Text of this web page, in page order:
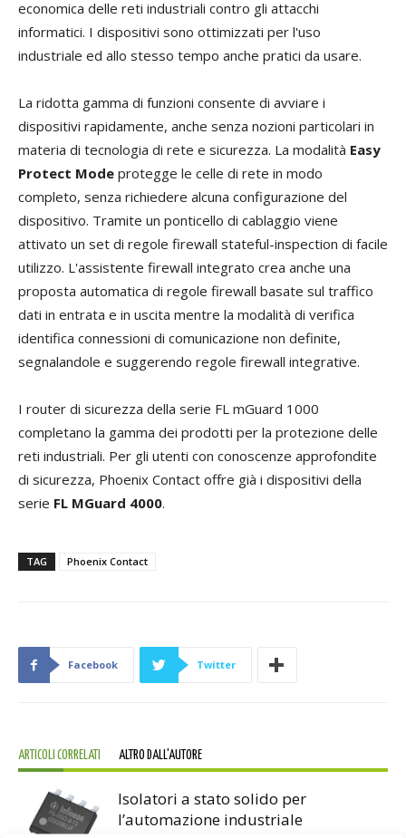
economica delle reti industriali contro gli attacchi
informatici. I dispositivi sono ottimizzati per l'uso
industriale ed allo stesso tempo anche pratici da usare.
La ridotta gamma di funzioni consente di avviare i
dispositivi rapidamente, anche senza nozioni particolari in
materia di tecnologia di rete e sicurezza. La modalità Easy
Protect Mode protegge le celle di rete in modo
completo, senza richiedere alcuna configurazione del
dispositivo. Tramite un ponticello di cablaggio viene
attivato un set di regole firewall stateful-inspection di facile
utilizzo. L'assistente firewall integrato crea anche una
proposta automatica di regole firewall basate sul traffico
dati in entrata e in uscita mentre la modalità di verifica
identifica connessioni di comunicazione non definite,
segnalandole e suggerendo regole firewall integrative.
I router di sicurezza della serie FL mGuard 1000
completano la gamma dei prodotti per la protezione delle
reti industriali. Per gli utenti con conoscenze approfondite
di sicurezza, Phoenix Contact offre già i dispositivi della
serie FL MGuard 4000.
TAG Phoenix Contact
Facebook Twitter
ARTICOLI CORRELATI ALTRO DALL'AUTORE
Isolatori a stato solido per
l’automazione industriale